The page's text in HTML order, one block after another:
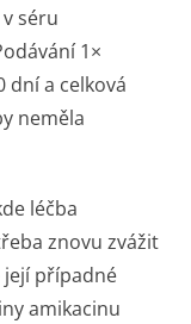
séru
1×
dní a celková
neměla
léčba
znovu zvážit
případné
amikacinu